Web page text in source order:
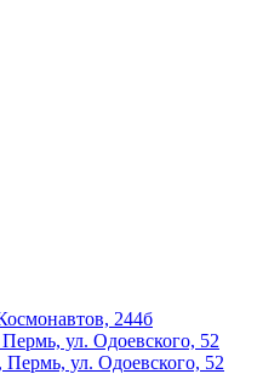
244б
ул. Одоевского, 52
Пермь, ул. Одоевского, 52